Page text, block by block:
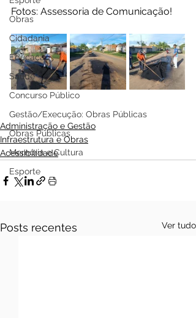
Obras
Cidadania
Educação
Saúde
Concurso Público
Gestão/Execução: Obras Públicas
Obras Públicas
Memória e Cultura
Esporte
Fotos: Assessoria de Comunicação!
Administração e Gestão
Infraestrutura e Obras
Acessibilidade
Posts recentes Ver tudo